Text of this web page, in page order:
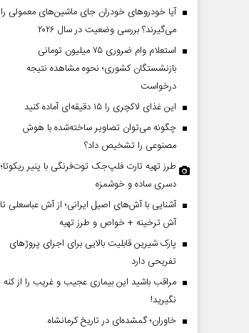
آیا خودروهای خودران جای ماشین‌های معمولی را
می‌گیرند؟ بررسی وضعیت در سال ۲۰۲۶
استعلام وام ضروری ۷۵ میلیون تومانی
بازنشستگان کشوری؛ نحوه مشاهده نتیجه
درخواست
این غذای لاکچری را ۱۵ دقیقه‌ای آماده کنید
چگونه می‌توان تصاویر ساخته‌شده با هوش
مصنوعی را تشخیص داد؟
طرز تهیه تارت فلپ‌جک توت‌فرنگی با پنیر ریکوتا؛
دسری ساده و خوشمزه
آشنایی با آش‌های اصیل ایرانی؛ از آش عباسعلی تا
آش ترخینه + خواص و طرز تهیه
پارک شیرین قابلیت‌ بالایی برای اجرای پروژهای
تفریحی دارد
مراقب باشید این بیماری عجیب و غریب را از کنه
نگیرید!
خاوران؛ گمشده‌ای در تاریخ کرمانشاه